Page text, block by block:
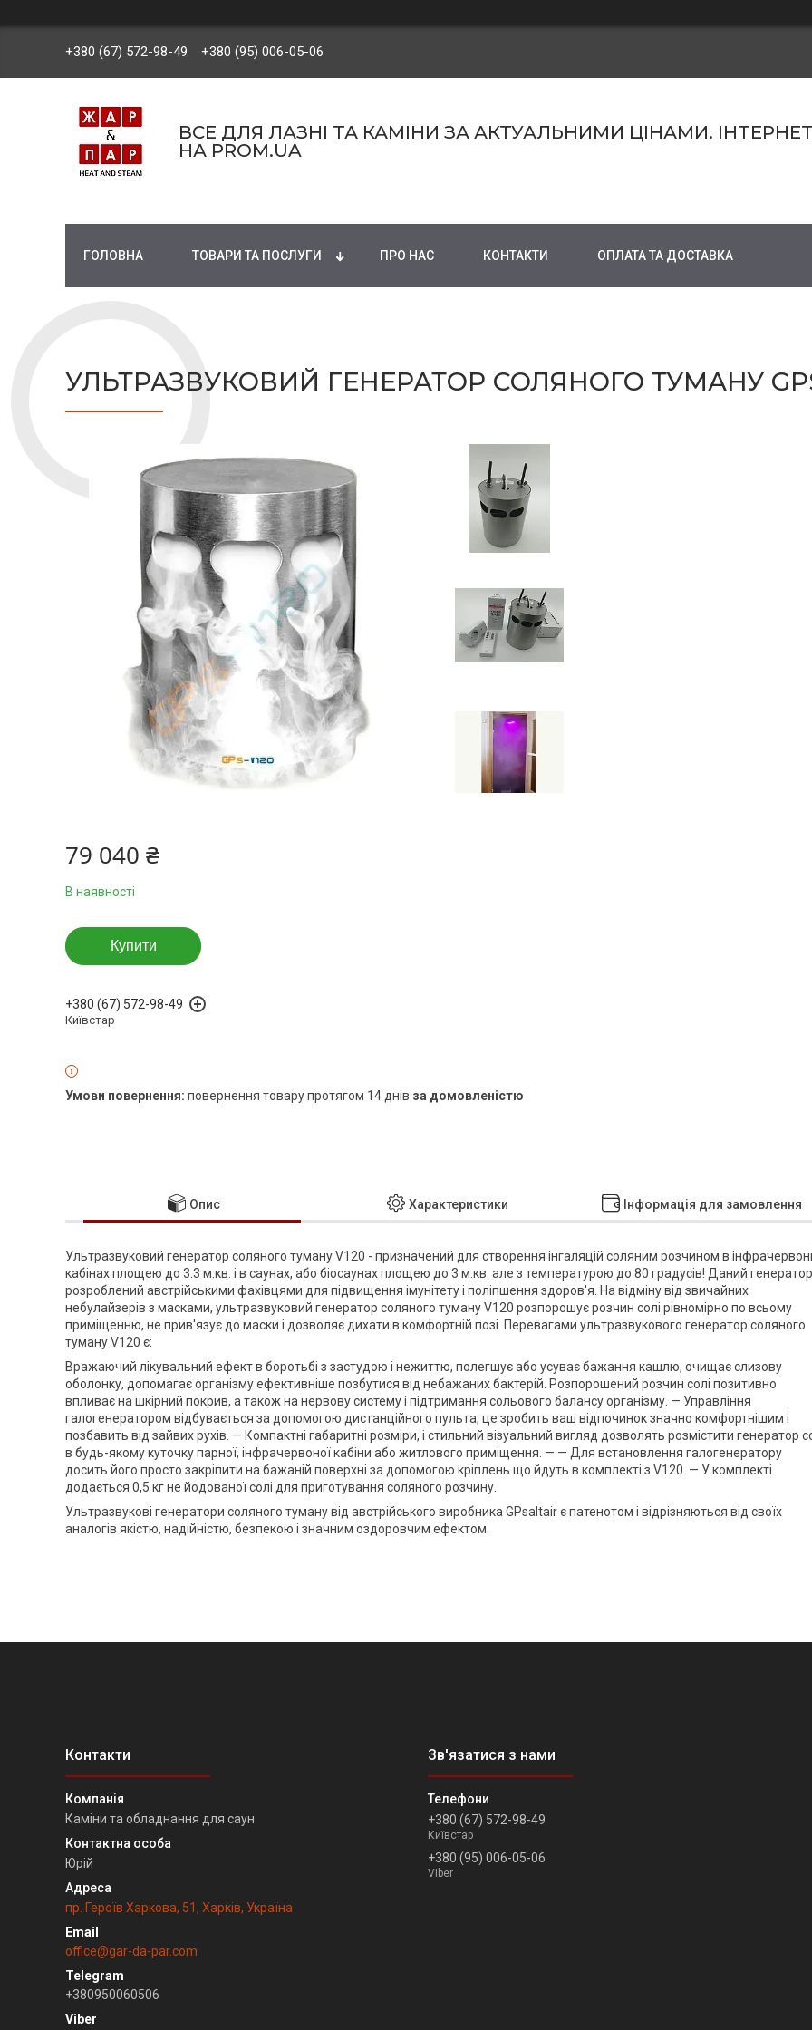
+380 (67) 572-98-49 +380 (95) 006-05-06
ВСЕ ДЛЯ ЛАЗНІ ТА КАМІНИ ЗА АКТУАЛЬНИМИ ЦІНАМИ.
НА PROM.UA
ГОЛОВНА ТОВАРИ ТА ПОСЛУГИ ПРО НАС КОНТАКТИ ОПЛАТА ТА ДОСТАВКА
УЛЬТРАЗВУКОВИЙ ГЕНЕРАТОР СОЛЯНОГО ТУМАНУ
79 040 ₴
В наявності
Купити
+380 (67) 572-98-49
Київстар
повернення товару протягом 14 днів за домовленістю
Опис Характеристики Інформація для замовлення
Ультразвуковий генератор соляного туману V120 - призначений для створення інгаляцій соляним розчином в
кабінах площею до 3.3 м.кв. і в саунах, або біосаунах площею до 3 м.кв. але з температурою до 80 градусів! Даний генератор
розроблений австрійськими фахівцями для підвищення імунітету і поліпшення здоров'я. На відміну від звичайних
небулайзерів з масками, ультразвуковий генератор соляного туману V120 розпорошує розчин солі рівномірно по всьому
приміщенню, не прив'язує до маски і дозволяє дихати в комфортній позі. Перевагами ультразвукового генератор соляного
туману V120 є:
Вражаючий лікувальний ефект в боротьбі з застудою і нежиттю, полегшує або усуває бажання кашлю, очищає слизову
оболонку, допомагає організму ефективніше позбутися від небажаних бактерій. Розпорошений розчин солі позитивно
впливає на шкірний покрив, а також на нервову систему і підтримання сольового балансу організму. — Управління
галогенератором відбувається за допомогою дистанційного пульта, це зробить ваш відпочинок значно комфортнішим і
позбавить від зайвих рухів. — Компактні габаритні розміри, і стильний візуальний вигляд дозволять розмістити генератор
в будь-якому куточку парної, інфрачервоної кабіни або житлового приміщення. — — Для встановлення галогенератору
досить його просто закріпити на бажаній поверхні за допомогою кріплень що йдуть в комплекті з V120. — У комплекті
додається 0,5 кг не йодованої солі для приготування соляного розчину.
Ультразвукові генератори соляного туману від австрійського виробника GPsaltair є патенотом і відрізняються від своїх
аналогів якістю, надійністю, безпекою і значним оздоровчим ефектом.
Каміни та обладнання для саун
Юрій
пр. Героїв Харкова, 51, Харків, Україна
office@gar-da-par.com
+380950060506
+380 (67) 572-98-49
Київстар
+380 (95) 006-05-06
Viber